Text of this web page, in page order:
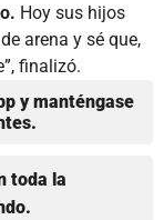
Hoy sus hijos
arena y sé que,
finalizó.
y manténgase
toda la